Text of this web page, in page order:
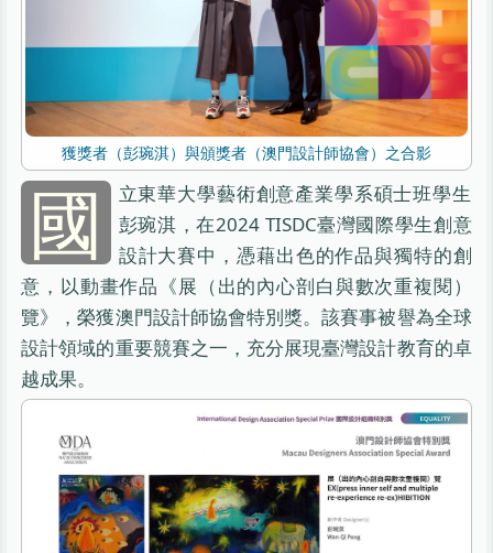
獲獎者（彭琬淇）與頒獎者（澳門設計師協會）之合影
國
立東華大學藝術創意產業學系碩士班學生
彭琬淇，在2024 TISDC臺灣國際學生創意
設計大賽中，憑藉出色的作品與獨特的創
意，以動畫作品《展（出的內心剖白與數次重複閱）
覽》，榮獲澳門設計師協會特別獎。該賽事被譽為全球
設計領域的重要競賽之一，充分展現臺灣設計教育的卓
越成果。